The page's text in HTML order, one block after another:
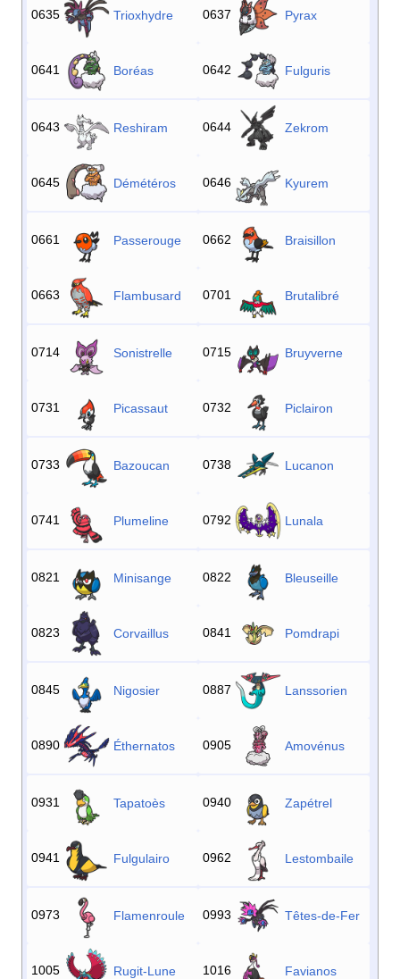
0635 Trioxhydre 0637 Pyrax
0641 Boréas 0642 Fulguris
0643 Reshiram 0644 Zekrom
0645 Démétéros 0646 Kyurem
0661 Passerouge 0662 Braisillon
0663 Flambusard 0701 Brutalibré
0714 Sonistrelle 0715 Bruyverne
0731 Picassaut 0732 Piclairon
0733 Bazoucan 0738 Lucanon
0741 Plumeline 0792 Lunala
0821 Minisange 0822 Bleuseille
0823 Corvaillus 0841 Pomdrapi
0845 Nigosier 0887 Lanssorien
0890 Éthernatos 0905 Amovénus
0931 Tapatoès 0940 Zapétrel
0941 Fulgulairo 0962 Lestombaile
0973 Flamenroule 0993 Têtes-de-Fer
1005 Rugit-Lune 1016 Favianos